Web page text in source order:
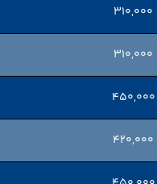
۳۱۰,۰۰۰
۳۱۰,۰۰۰
۴۵۰,۰۰۰
۴۲۰,۰۰۰